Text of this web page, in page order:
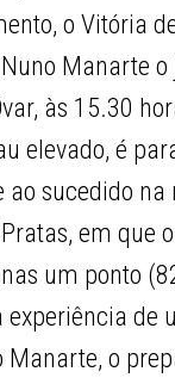
o Vitória
Manarte
às 15.30
elevado, é
sucedido na
em que
um ponto
experiência de
Manarte, o